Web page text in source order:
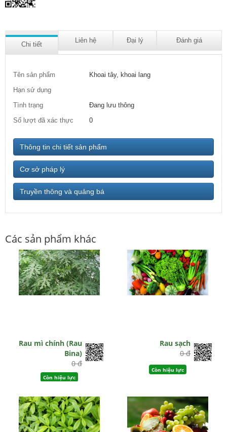
Chi tiết
Liên hệ Đại lý Đánh giá
Tên sản phẩm
Khoai tây, khoai lang
Hạn sử dụng
Tình trạng
Đang lưu thông
Số lượt đã xác thực
0
Thông tin chi tiết sản phẩm
Cơ sở pháp lý
Truyền thông và quảng bá
Các sản phẩm khác
Rau mì chính (Rau
Bina)
0 đ
Còn hiệu lực
Rau sạch
0 đ
Còn hiệu lực